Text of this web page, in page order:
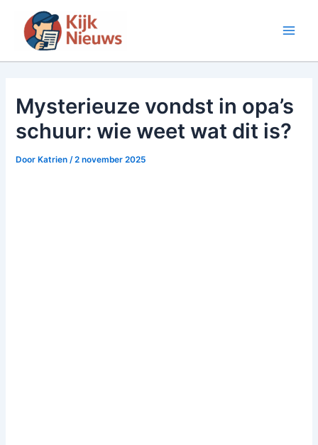
inhoud
Mysterieuze vondst in opa’s
schuur: wie weet wat dit is?
Door Katrien/2 november 2025